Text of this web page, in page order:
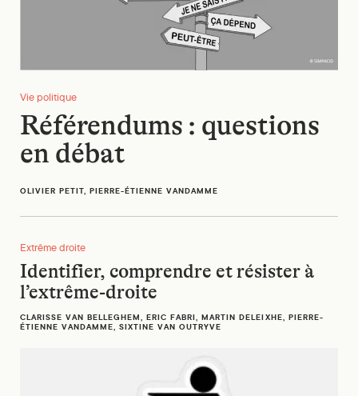
Vie politique
Référendums : questions
en débat
OLIVIER PETIT, PIERRE-ÉTIENNE VANDAMME
Extrême droite
Identifier, comprendre et résister à
l’extrême-droite
CLARISSE VAN BELLEGHEM, ERIC FABRI, MARTIN DELEIXHE, PIERRE-
ÉTIENNE VANDAMME, SIXTINE VAN OUTRYVE